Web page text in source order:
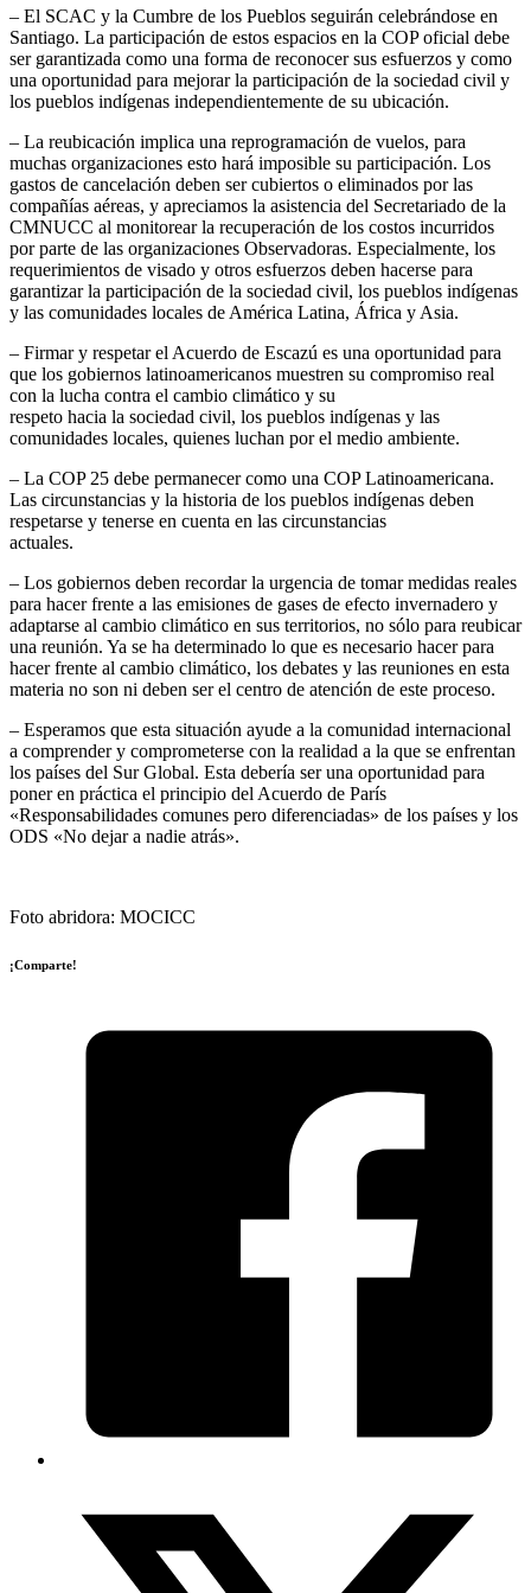
– El SCAC y la Cumbre de los Pueblos seguirán celebrándose en
Santiago. La participación de estos espacios en la COP oficial debe
ser garantizada como una forma de reconocer sus esfuerzos y como
una oportunidad para mejorar la participación de la sociedad civil y
los pueblos indígenas independientemente de su ubicación.
– La reubicación implica una reprogramación de vuelos, para
muchas organizaciones esto hará imposible su participación. Los
gastos de cancelación deben ser cubiertos o eliminados por las
compañías aéreas, y apreciamos la asistencia del Secretariado de la
CMNUCC al monitorear la recuperación de los costos incurridos
por parte de las organizaciones Observadoras. Especialmente, los
requerimientos de visado y otros esfuerzos deben hacerse para
garantizar la participación de la sociedad civil, los pueblos indígenas
y las comunidades locales de América Latina, África y Asia.
– Firmar y respetar el Acuerdo de Escazú es una oportunidad para
que los gobiernos latinoamericanos muestren su compromiso real
con la lucha contra el cambio climático y su
respeto hacia la sociedad civil, los pueblos indígenas y las
comunidades locales, quienes luchan por el medio ambiente.
– La COP 25 debe permanecer como una COP Latinoamericana.
Las circunstancias y la historia de los pueblos indígenas deben
respetarse y tenerse en cuenta en las circunstancias
actuales.
– Los gobiernos deben recordar la urgencia de tomar medidas reales
para hacer frente a las emisiones de gases de efecto invernadero y
adaptarse al cambio climático en sus territorios, no sólo para reubicar
una reunión. Ya se ha determinado lo que es necesario hacer para
hacer frente al cambio climático, los debates y las reuniones en esta
materia no son ni deben ser el centro de atención de este proceso.
– Esperamos que esta situación ayude a la comunidad internacional
a comprender y comprometerse con la realidad a la que se enfrentan
los países del Sur Global. Esta debería ser una oportunidad para
poner en práctica el principio del Acuerdo de París
«Responsabilidades comunes pero diferenciadas» de los países y los
ODS «No dejar a nadie atrás».
Foto abridora: MOCICC
¡Comparte!